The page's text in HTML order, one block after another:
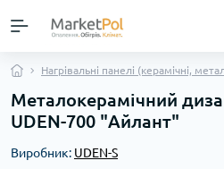
Нагрівальні панелі (керамічні,
Металокерамічний
UDEN-700 "Айлант"
Виробник: UDEN-S